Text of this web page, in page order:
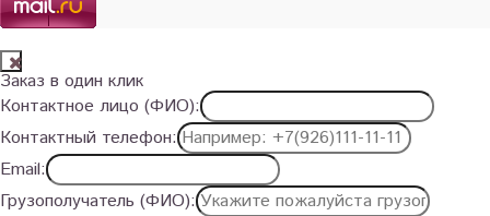
Заказ в один клик
Контактное лицо (ФИО):
Контактный телефон:
Email:
Грузополучатель (ФИО):